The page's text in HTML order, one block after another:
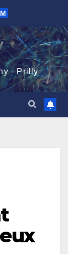
- Prilly